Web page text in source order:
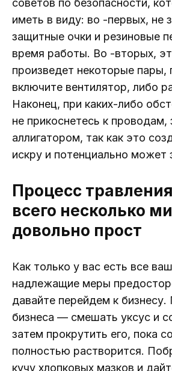
советов по безопасности,
иметь в виду: во -первых, не
защитные очки и резиновые
время работы. Во -вторых,
произведет некоторые пары,
включите вентилятор, либо
Наконец, при каких-либо
не прикоснетесь к проводам,
аллигатором, так как это
искру и потенциально может
Процесс
всего несколько
довольно прост
Как только у вас есть все
надлежащие меры
давайте перейдем к бизнесу.
бизнеса — смешать уксус и
затем прокрутить его, пока
полностью растворится.
кучу хлопковых мазков и